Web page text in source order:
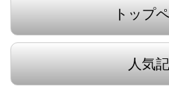
トップ
人気